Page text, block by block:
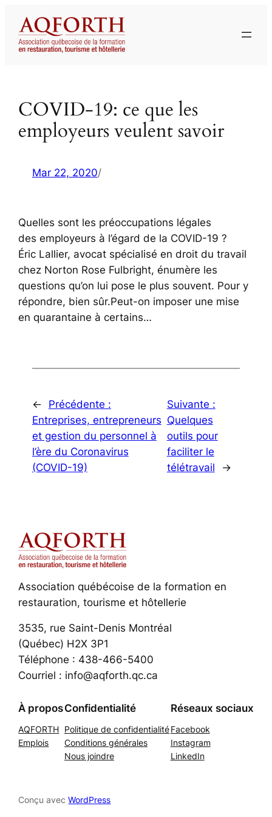
contenu
COVID-19: ce que les
employeurs veulent savoir
Mar 22, 2020/
Quelles sont les préoccupations légales
des employeurs à l’égard de la COVID-19 ?
Éric Lallier, avocat spécialisé en droit du travail
chez Norton Rose Fulbright, énumère les
questions qu’on lui pose le plus souvent. Pour y
répondre, bien sûr.Peut-on imposer une mise
en quarantaine à certains…
←
Précédente :
Entreprises, entrepreneurs
et gestion du personnel à
l’ère du Coronavirus
(COVID-19)
Suivante :
Quelques
outils pour
faciliter le
télétravail
→
Association québécoise de la formation en
restauration, tourisme et hôtellerie
3535, rue Saint-Denis Montréal
(Québec) H2X 3P1
Téléphone : 438-466-5400
Courriel : info@aqforth.qc.ca
À propos
AQFORTH
Emplois
Confidentialité
Politique de confidentialité
Conditions générales
Nous joindre
Réseaux sociaux
Facebook
Instagram
LinkedIn
Conçu avecWordPress